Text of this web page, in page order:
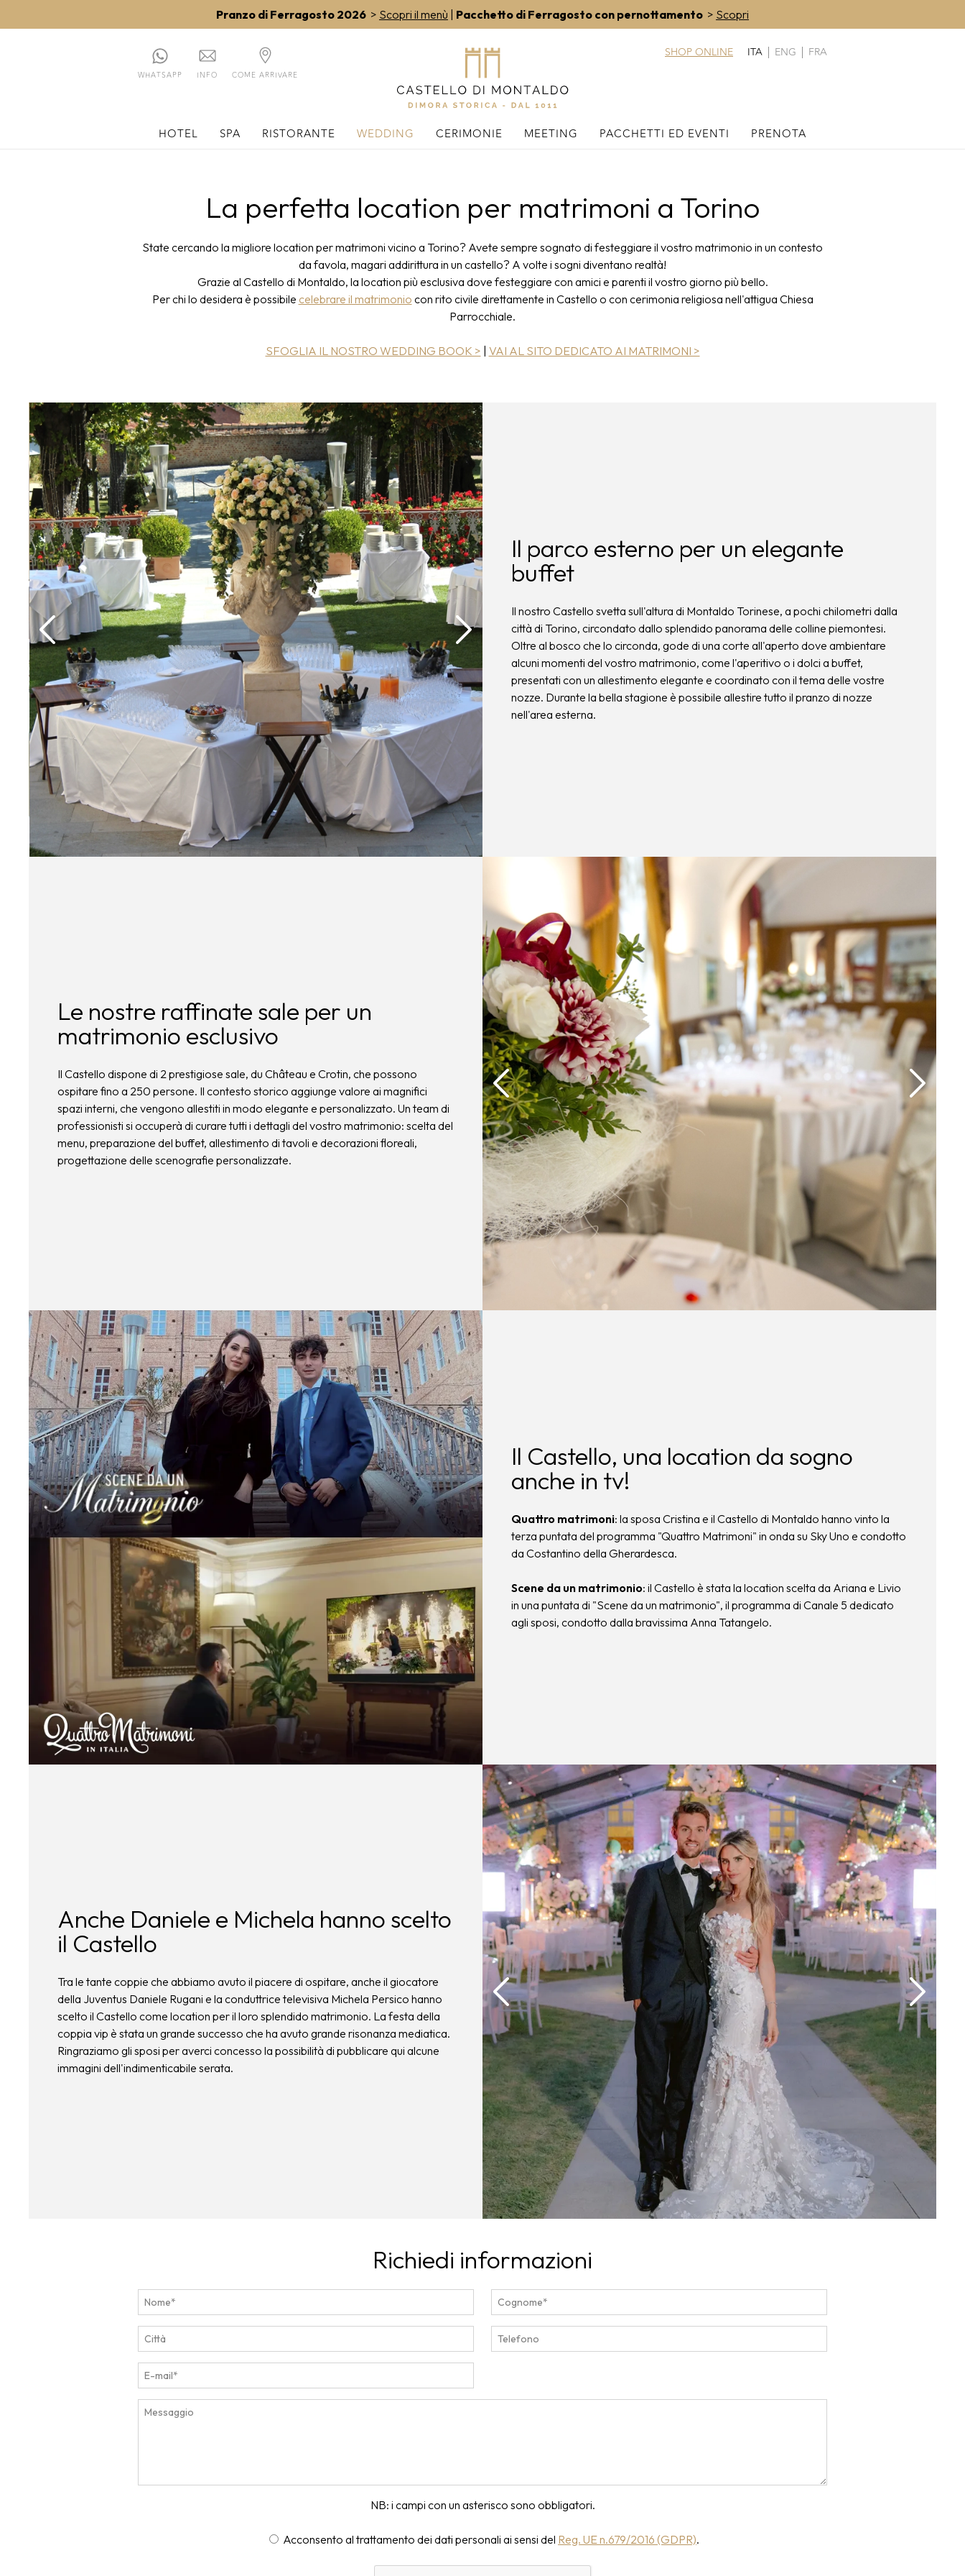
Pranzo di Ferragosto 2026> Scopri il menù Pacchetto di Ferragosto con pernottamento> Scopri
WHATSAPP INFO COME ARRIVARE
HOTEL SPA RISTORANTE WEDDING CERIMONIE MEETING PACCHETTI ED EVENTI PRENOTA
SHOP ONLINE ITA ENG FRA
La perfetta location per matrimoni a Torino
State cercando la migliore location per matrimoni vicino a Torino? Avete sempre sognato di festeggiare il vostro matrimonio in un contesto
da favola, magari addirittura in un castello? A volte i sogni diventano realtà!
Grazie al Castello di Montaldo, la location più esclusiva dove festeggiare con amici e parenti il vostro giorno più bello.
Per chi lo desidera è possibile celebrare il matrimonio con rito civile direttamente in Castello o con cerimonia religiosa nell'attigua Chiesa
Parrocchiale.
SFOGLIA IL NOSTRO WEDDING BOOK > VAI AL SITO DEDICATO AI MATRIMONI >
Il parco esterno per un elegante
buffet
Il nostro Castello svetta sull'altura di Montaldo Torinese, a pochi chilometri dalla
città di Torino, circondato dallo splendido panorama delle colline piemontesi.
Oltre al bosco che lo circonda, gode di una corte all'aperto dove ambientare
alcuni momenti del vostro matrimonio, come l'aperitivo o i dolci a buffet,
presentati con un allestimento elegante e coordinato con il tema delle vostre
nozze. Durante la bella stagione è possibile allestire tutto il pranzo di nozze
nell'area esterna.
Le nostre raffinate sale per un
matrimonio esclusivo
Il Castello dispone di 2 prestigiose sale, du Château e Crotin, che possono
ospitare fino a 250 persone. Il contesto storico aggiunge valore ai magnifici
spazi interni, che vengono allestiti in modo elegante e personalizzato. Un team di
professionisti si occuperà di curare tutti i dettagli del vostro matrimonio: scelta del
menu, preparazione del buffet, allestimento di tavoli e decorazioni floreali,
progettazione delle scenografie personalizzate.
Il Castello, una location da sogno
anche in tv!
Quattro matrimoni: la sposa Cristina e il Castello di Montaldo hanno vinto la
terza puntata del programma "Quattro Matrimoni" in onda su Sky Uno e condotto
da Costantino della Gherardesca.
Scene da un matrimonio: il Castello è stata la location scelta da Ariana e Livio
in una puntata di "Scene da un matrimonio", il programma di Canale 5 dedicato
agli sposi, condotto dalla bravissima Anna Tatangelo.
Anche Daniele e Michela hanno scelto
il Castello
Tra le tante coppie che abbiamo avuto il piacere di ospitare, anche il giocatore
della Juventus Daniele Rugani e la conduttrice televisiva Michela Persico hanno
scelto il Castello come location per il loro splendido matrimonio. La festa della
coppia vip è stata un grande successo che ha avuto grande risonanza mediatica.
Ringraziamo gli sposi per averci concesso la possibilità di pubblicare qui alcune
immagini dell'indimenticabile serata.
Richiedi informazioni
NB: i campi con un asterisco sono obbligatori.
Acconsento al trattamento dei dati personali ai sensi del Reg. UE n.679/2016 (GDPR).